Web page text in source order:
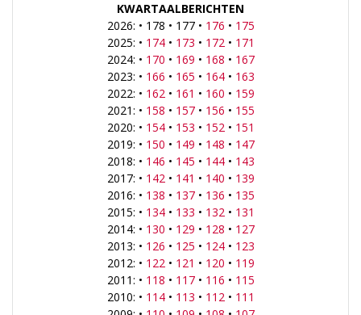
KWARTAALBERICHTEN
2026: • 178 • 177 • 176 • 175
2025: • 174• 173 • 172• 171
2024: • 170 • 169 • 168 • 167
2023: • 166 • 165 • 164• 163
2022: • 162• 161 • 160 • 159
2021: • 158 • 157• 156 • 155
2020: • 154• 153 • 152• 151
2019: • 150 • 149 • 148 • 147
2018: • 146 • 145 • 144• 143
2017: • 142• 141 • 140 • 139
2016: • 138 • 137• 136 • 135
2015: • 134• 133 • 132• 131
2014: • 130 • 129 • 128 • 127
2013: • 126 • 125 • 124• 123
2012: • 122• 121 • 120 • 119
2011: • 118 • 117• 116 • 115
2010: • 114• 113 • 112• 111